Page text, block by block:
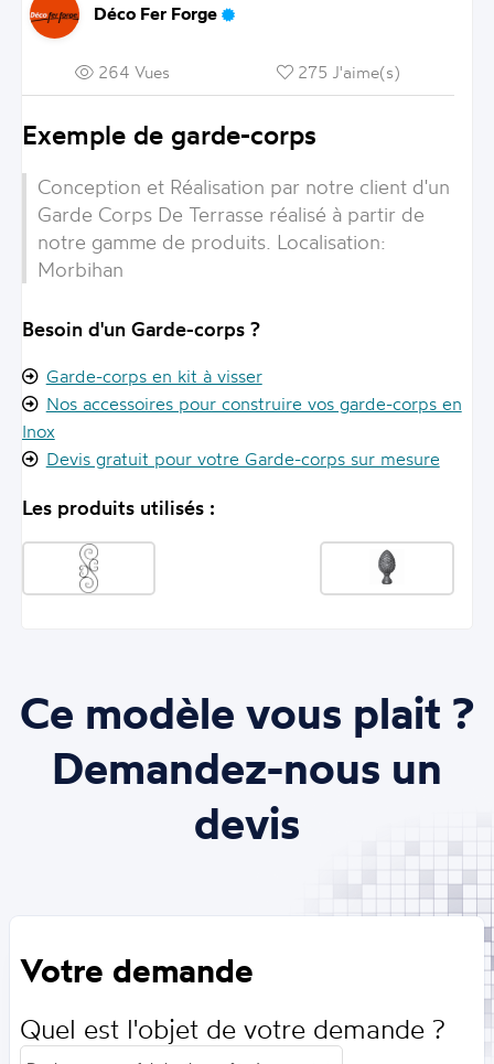
Déco Fer Forge
264 Vues 275 J'aime(s)
Exemple de garde-corps
Conception et Réalisation par notre client d'un
Garde Corps De Terrasse réalisé à partir de
notre gamme de produits. Localisation:
Morbihan
Besoin d'un Garde-corps ?
Garde-corps en kit à visser
Nos accessoires pour construire vos garde-corps en
Inox
Devis gratuit pour votre Garde-corps sur mesure
Les produits utilisés :
Ce modèle vous plait ?
Demandez-nous un
devis
Votre demande
Quel est l'objet de votre demande ?